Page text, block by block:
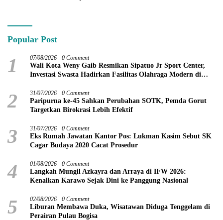
Popular Post
1 07/08/2026 0 Comment
Wali Kota Weny Gaib Resmikan Sipatuo Jr Sport Center,
Investasi Swasta Hadirkan Fasilitas Olahraga Modern di
2 31/07/2026 0 Comment
Paripurna ke-45 Sahkan Perubahan SOTK, Pemda Gorut
Targetkan Birokrasi Lebih Efektif
3 31/07/2026 0 Comment
Eks Rumah Jawatan Kantor Pos: Lukman Kasim Sebut SK
Cagar Budaya 2020 Cacat Prosedur
4 01/08/2026 0 Comment
Langkah Mungil Azkayra dan Arraya di IFW 2026:
Kenalkan Karawo Sejak Dini ke Panggung Nasional
5 02/08/2026 0 Comment
Liburan Membawa Duka, Wisatawan Diduga Tenggelam di
Perairan Pulau Bogisa